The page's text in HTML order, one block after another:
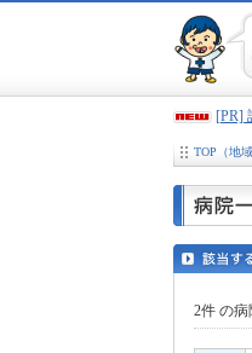
[PR]
TOP（地
2件の病